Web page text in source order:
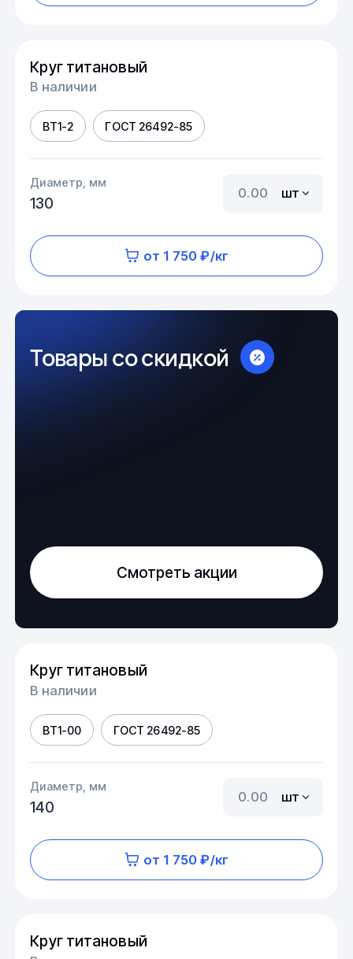
Круг титановый
В наличии
ВТ1-2 ГОСТ 26492-85
Диаметр, мм
130
шт
от 1 750 ₽/кг
Товары со скидкой
Смотреть акции
Круг титановый
В наличии
ВТ1-00 ГОСТ 26492-85
Диаметр, мм
140
шт
от 1 750 ₽/кг
Круг титановый